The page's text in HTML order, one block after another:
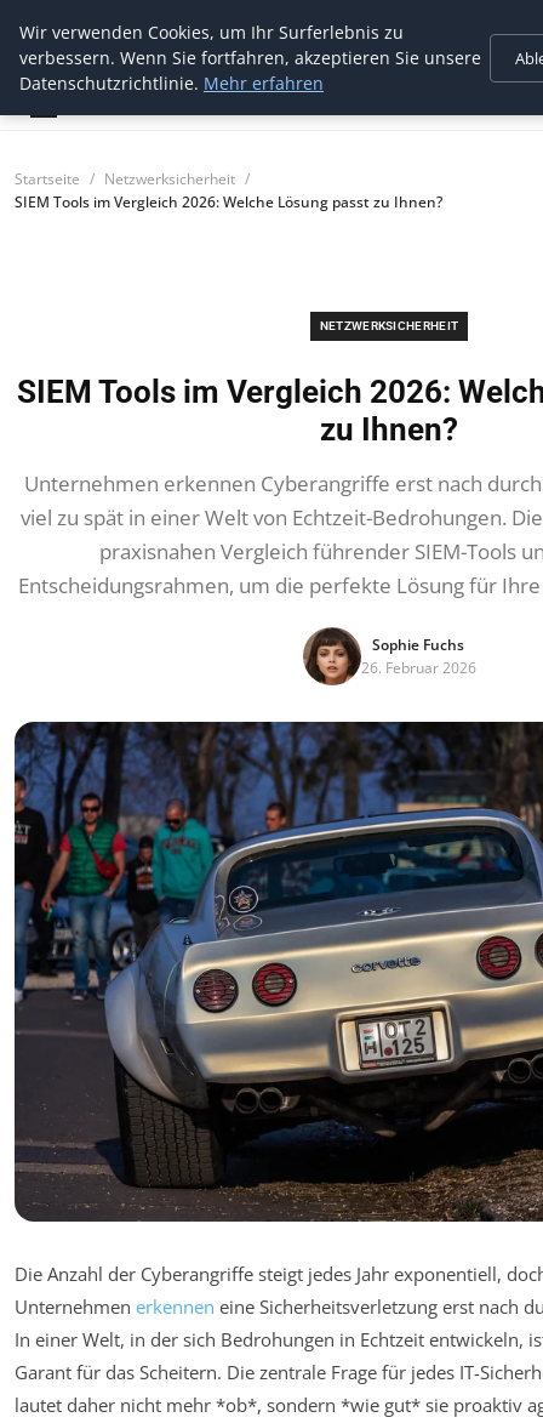
cidres security
Professioneller Schutz für Ihre IT
Startseite
Netzwerksicherheit
SIEM Tools im Vergleich 2026: Welche Lösung passt zu Ihnen?
NETZWERKSICHERHEIT
SIEM Tools im Vergleich 2026:
zu Ihnen?
Unternehmen erkennen Cyberangriffe erst nach
viel zu spät in einer Welt von Echtzeit-Bedrohungen.
praxisnahen Vergleich führender SIEM-Tools
Entscheidungsrahmen, um die perfekte Lösung für
Sophie Fuchs
26. Februar 2026
Die Anzahl der Cyberangriffe steigt jedes Jahr exponentiell,
Unternehmen erkennen eine Sicherheitsverletzung erst nach
In einer Welt, in der sich Bedrohungen in Echtzeit entwickeln,
Garant für das Scheitern. Die zentrale Frage für jedes IT-
lautet daher nicht mehr *ob*, sondern *wie gut* sie proaktiv
Wir verwenden Cookies, um Ihr Surferlebnis zu
verbessern. Wenn Sie fortfahren, akzeptieren Sie unsere
Datenschutzrichtlinie. Mehr erfahren